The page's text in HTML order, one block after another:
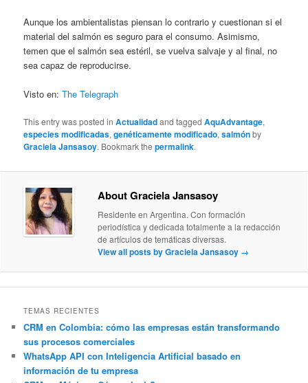
Aunque los ambientalistas piensan lo contrario y cuestionan si el
material del salmón es seguro para el consumo. Asimismo,
temen que el salmón sea estéril, se vuelva salvaje y al final, no
sea capaz de reproducirse.
Visto en:The Telegraph
This entry was posted inActualidadand taggedAquAdvantage,
especies modificadas,genéticamente modificado,salmónby
Graciela Jansasoy. Bookmark thepermalink.
About Graciela Jansasoy
Residente en Argentina. Con formación
periodística y dedicada totalmente a la redacción
de artículos de temáticas diversas.
View all posts by Graciela Jansasoy →
TEMAS RECIENTES
CRM en Colombia: cómo las empresas están transformando
sus procesos comerciales
WhatsApp API con Inteligencia Artificial basado en
información de tu empresa